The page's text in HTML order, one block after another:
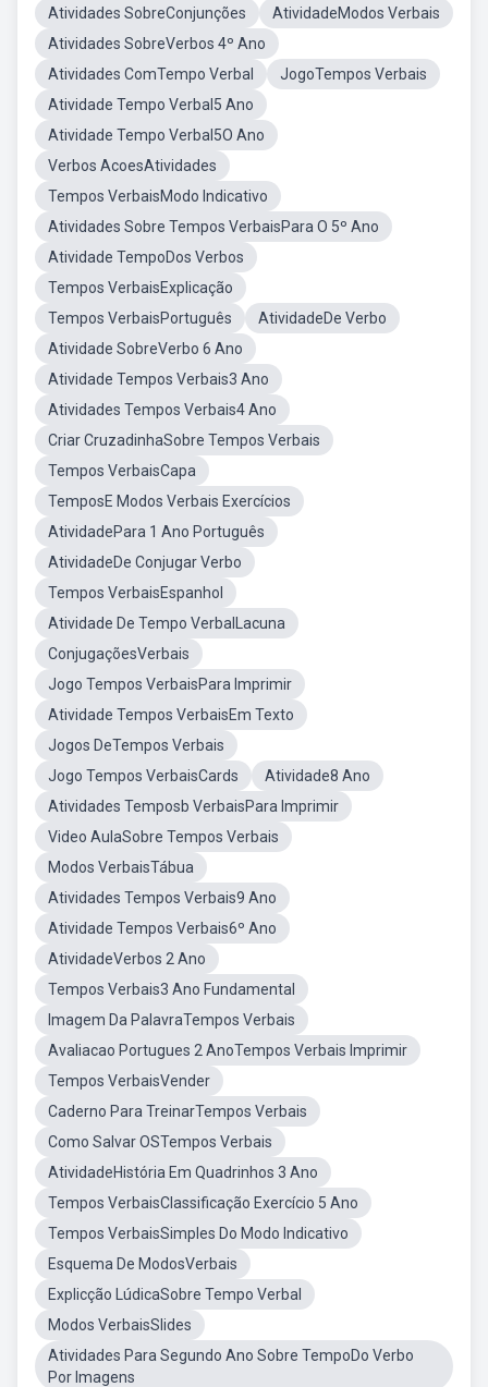
Atividades SobreConjunções
AtividadeModos Verbais
Atividades SobreVerbos 4º Ano
Atividades ComTempo Verbal
JogoTempos Verbais
Atividade Tempo Verbal5 Ano
Atividade Tempo Verbal5O Ano
Verbos AcoesAtividades
Tempos VerbaisModo Indicativo
Atividades Sobre Tempos VerbaisPara O 5º Ano
Atividade TempoDos Verbos
Tempos VerbaisExplicação
Tempos VerbaisPortuguês
AtividadeDe Verbo
Atividade SobreVerbo 6 Ano
Atividade Tempos Verbais3 Ano
Atividades Tempos Verbais4 Ano
Criar CruzadinhaSobre Tempos Verbais
Tempos VerbaisCapa
TemposE Modos Verbais Exercícios
AtividadePara 1 Ano Português
AtividadeDe Conjugar Verbo
Tempos VerbaisEspanhol
Atividade De Tempo VerbalLacuna
ConjugaçõesVerbais
Jogo Tempos VerbaisPara Imprimir
Atividade Tempos VerbaisEm Texto
Jogos DeTempos Verbais
Jogo Tempos VerbaisCards
Atividade8 Ano
Atividades Temposb VerbaisPara Imprimir
Video AulaSobre Tempos Verbais
Modos VerbaisTábua
Atividades Tempos Verbais9 Ano
Atividade Tempos Verbais6º Ano
AtividadeVerbos 2 Ano
Tempos Verbais3 Ano Fundamental
Imagem Da PalavraTempos Verbais
Avaliacao Portugues 2 AnoTempos Verbais Imprimir
Tempos VerbaisVender
Caderno Para TreinarTempos Verbais
Como Salvar OSTempos Verbais
AtividadeHistória Em Quadrinhos 3 Ano
Tempos VerbaisClassificação Exercício 5 Ano
Tempos VerbaisSimples Do Modo Indicativo
Esquema De ModosVerbais
Explicção LúdicaSobre Tempo Verbal
Modos VerbaisSlides
Atividades Para Segundo Ano Sobre TempoDo Verbo
Por Imagens